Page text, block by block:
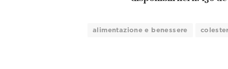
alimentazione e benessere